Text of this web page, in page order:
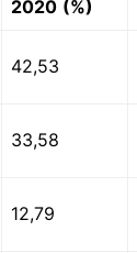
2020 (%)
42,53
33,58
12,79